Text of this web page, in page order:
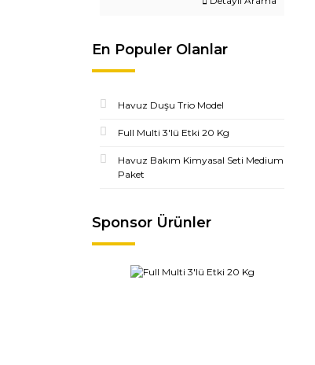
En Populer Olanlar
Havuz Duşu Trio Model
Full Multi 3'lü Etki 20 Kg
Havuz Bakım Kimyasal Seti Medium
Paket
Sponsor Ürünler